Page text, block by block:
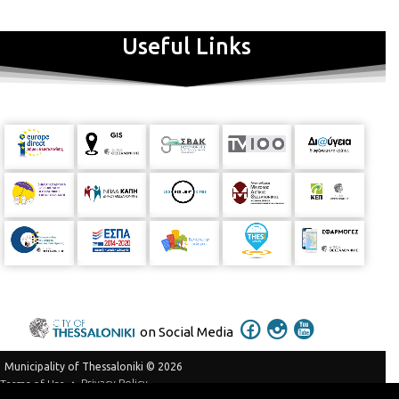
Useful Links
on Social Media
Municipality of Thessaloniki © 2026
Terms of Use
Privacy Policy